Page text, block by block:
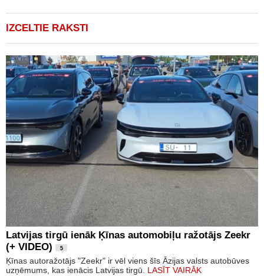
IZCELTIE RAKSTI
Latvijas tirgū ienāk Ķīnas automobiļu ražotājs Zeekr
(+ VIDEO)
5
Ķīnas autoražotājs "Zeekr" ir vēl viens šīs Āzijas valsts autobūves
uzņēmums, kas ienācis Latvijas tirgū. LASĪT VAIRĀK